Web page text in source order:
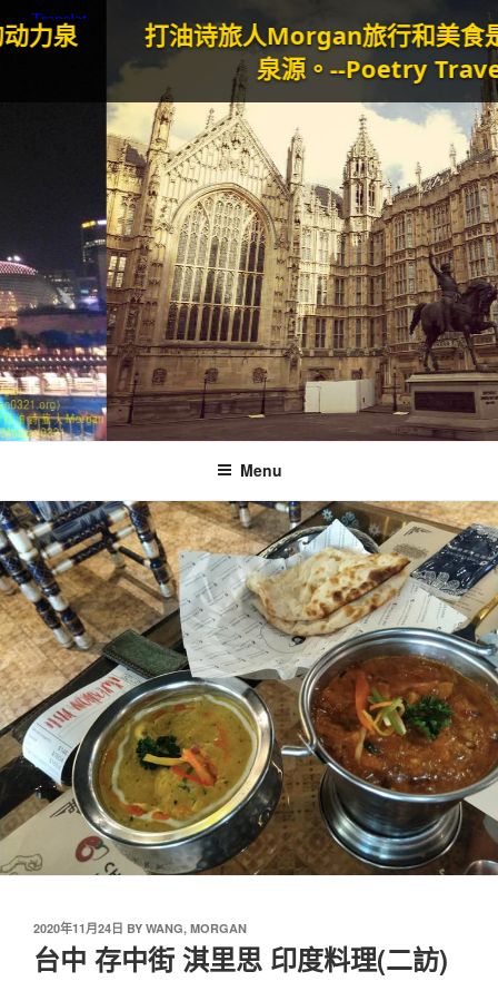
打油诗旅人Morgan旅行和美食是我生
泉源。--Poetry Traveller
Menu
2020年11月24日 BY WANG, MORGAN
台中 存中街 淇里思 印度料理(二訪)